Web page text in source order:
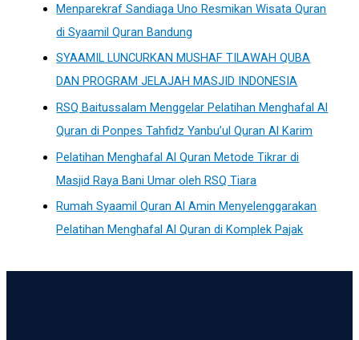
Menparekraf Sandiaga Uno Resmikan Wisata Quran
di Syaamil Quran Bandung
SYAAMIL LUNCURKAN MUSHAF TILAWAH QUBA
DAN PROGRAM JELAJAH MASJID INDONESIA
RSQ Baitussalam Menggelar Pelatihan Menghafal Al
Quran di Ponpes Tahfidz Yanbu’ul Quran Al Karim
Pelatihan Menghafal Al Quran Metode Tikrar di
Masjid Raya Bani Umar oleh RSQ Tiara
Rumah Syaamil Quran Al Amin Menyelenggarakan
Pelatihan Menghafal Al Quran di Komplek Pajak